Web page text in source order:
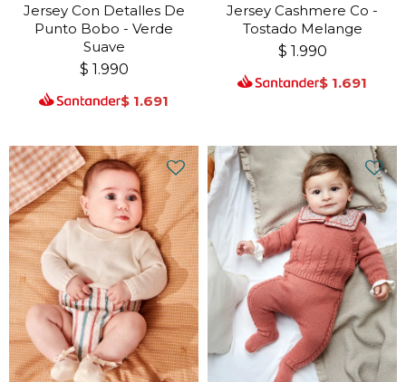
Jersey Con Detalles De
Punto Bobo - Verde
Suave
$ 1.990
$ 1.691
Jersey Cashmere Co -
Tostado Melange
$ 1.990
$ 1.691